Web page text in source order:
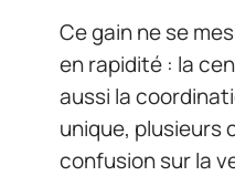
Ce gain ne se
en rapidité : la
aussi la
unique, plusieurs
confusion sur la